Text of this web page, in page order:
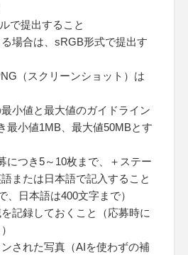
で提出すること
場合は、sRGB形式で提出す
（スクリーンショット）は
小値と最大値のガイドライン
最小値1MB、最大値50MBとす
につき5～10枚まで、＋ステー
または日本語で記入すること
、日本語は400文字まで）
記録しておくこと（応募時に
された写真（AIを使わずの補